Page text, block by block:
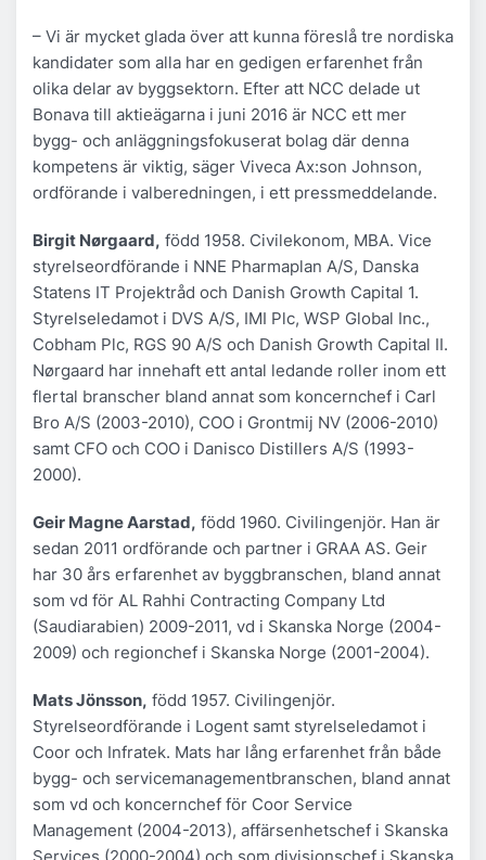
– Vi är mycket glada över att kunna föreslå tre nordiska
kandidater som alla har en gedigen erfarenhet från
olika delar av byggsektorn. Efter att NCC delade ut
Bonava till aktieägarna i juni 2016 är NCC ett mer
bygg- och anläggningsfokuserat bolag där denna
kompetens är viktig, säger Viveca Ax:son Johnson,
ordförande i valberedningen, i ett pressmeddelande.
Birgit Nørgaard, född 1958. Civilekonom, MBA. Vice
styrelseordförande i NNE Pharmaplan A/S, Danska
Statens IT Projektråd och Danish Growth Capital 1.
Styrelseledamot i DVS A/S, IMI Plc, WSP Global Inc.,
Cobham Plc, RGS 90 A/S och Danish Growth Capital II.
Nørgaard har innehaft ett antal ledande roller inom ett
flertal branscher bland annat som koncernchef i Carl
Bro A/S (2003-2010), COO i Grontmij NV (2006-2010)
samt CFO och COO i Danisco Distillers A/S (1993-
2000).
Geir Magne Aarstad, född 1960. Civilingenjör. Han är
sedan 2011 ordförande och partner i GRAA AS. Geir
har 30 års erfarenhet av byggbranschen, bland annat
som vd för AL Rahhi Contracting Company Ltd
(Saudiarabien) 2009-2011, vd i Skanska Norge (2004-
2009) och regionchef i Skanska Norge (2001-2004).
Mats Jönsson, född 1957. Civilingenjör.
Styrelseordförande i Logent samt styrelseledamot i
Coor och Infratek. Mats har lång erfarenhet från både
bygg- och servicemanagementbranschen, bland annat
som vd och koncernchef för Coor Service
Management (2004-2013), affärsenhetschef i Skanska
Services (2000-2004) och som divisionschef i Skanska